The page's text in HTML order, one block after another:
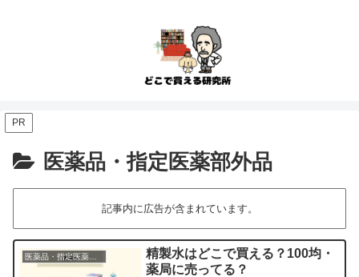
PR
医薬品・指定医薬部外品
記事内に広告が含まれています。
医薬品・指定医薬部外品
精製水はどこで買える？100均・
薬局に売ってる？